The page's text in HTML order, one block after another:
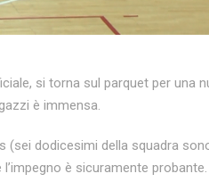
si torna sul parquet per una
è immensa.
(sei dodicesimi della squadra
è sicuramente probante.